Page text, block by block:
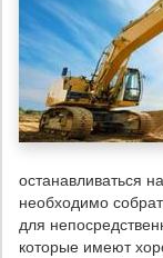
останавливаться
необходимо
для
которые имеют